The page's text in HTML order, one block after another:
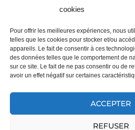
cookies
Pour offrir les meilleures expériences, nous
telles que les cookies pour stocker et/ou
appareils. Le fait de consentir à ces
des données telles que le comportement de
sur ce site. Le fait de ne pas consentir ou de
avoir un effet négatif sur certaines
ACCEPTER
REFUSER
finissent plus à
innovantes.
Cette innovation démontre
repenser notre façon de
réutiliser et transformer les
info@superrecycleurs.com
TwitterFacebook
Instagram
Login
Inscrivez-vous à notre
Site officiel des Super Recycleurs